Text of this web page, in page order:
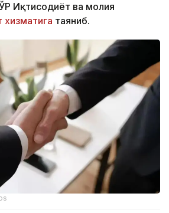
Иқтисодиёт ва молия
хизматига таяниб.